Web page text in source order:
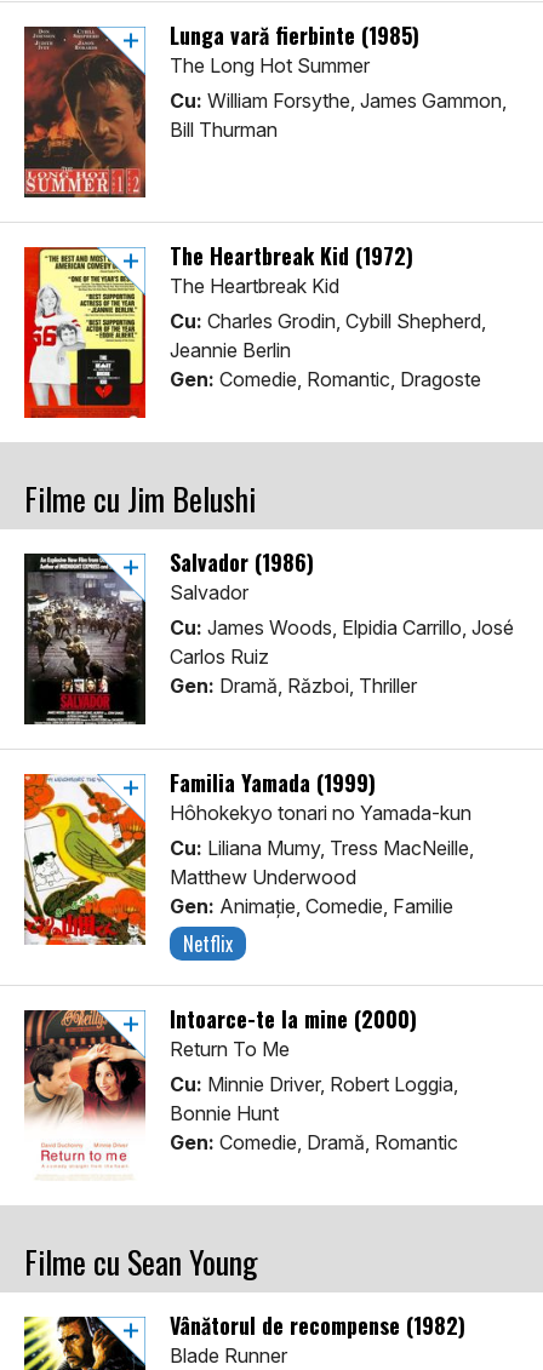
Lunga vară fierbinte (1985)
The Long Hot Summer
Cu: William Forsythe, James Gammon,
Bill Thurman
The Heartbreak Kid (1972)
The Heartbreak Kid
Cu: Charles Grodin, Cybill Shepherd,
Jeannie Berlin
Gen: Comedie, Romantic, Dragoste
Filme cu Jim Belushi
Salvador (1986)
Salvador
Cu: James Woods, Elpidia Carrillo, José
Carlos Ruiz
Gen: Dramă, Război, Thriller
Familia Yamada (1999)
Hôhokekyo tonari no Yamada-kun
Cu: Liliana Mumy, Tress MacNeille,
Matthew Underwood
Gen: Animaţie, Comedie, Familie
Netflix
Întoarce-te la mine (2000)
Return To Me
Cu: Minnie Driver, Robert Loggia,
Bonnie Hunt
Gen: Comedie, Dramă, Romantic
Filme cu Sean Young
Vânătorul de recompense (1982)
Blade Runner